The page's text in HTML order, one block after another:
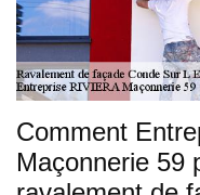
Comment
Maçonnerie 59